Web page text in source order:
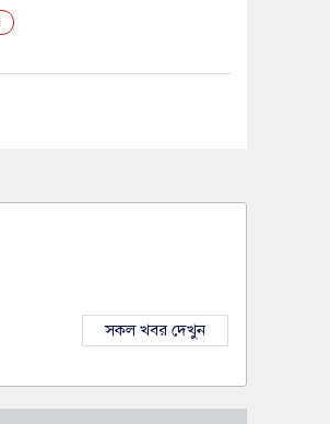
সকল খবর দেখুন